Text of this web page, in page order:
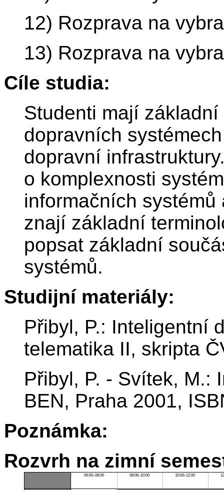
12) Rozprava na
13) Rozprava na
Cíle studia:
Studenti mají
dopravních
dopravní
o komplexnosti
informačních
znají základní
popsat základní
systémů.
Studijní materiály:
Přibyl, P.: Inteligentní
telematika II, skripta
Přibyl, P. - Svítek, M.:
BEN, Praha 2001,
Poznámka:
Rozvrh na zimní
06:00–08:00 08:00–10:00 10:00–12:00